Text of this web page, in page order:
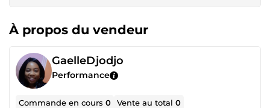
À propos du vendeur
GaelleDjodjo
Performance
Commande en cours0 Vente au total0